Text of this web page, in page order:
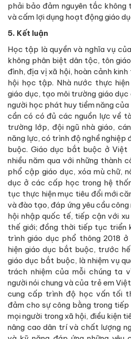
phải bảo đảm nguyên tắc không
và cấm lợi dụng hoạt động giáo
5. Kết luận
Học tập là quyền và nghĩa vụ
không phân biệt dân tộc, tôn
đình, địa vị xã hội, hoàn cảnh
hội học tập. Nhà nước thực
giáo dục, tạo môi trường giáo
người học phát huy tiềm năng của
cần có có đủ các nguồn lực về
trường lớp, đội ngũ nhà giáo,
năng lực, có trình độ nghề nghiệp
buộc. Giáo dục bắt buộc ở Việt
nhiều năm qua với những thành
phổ cập giáo dục, xóa mù chữ,
dục ở các cấp học trong hệ
tục thực hiện mục tiêu đổi mới
và đào tạo, đáp ứng yêu cầu công
hội nhập quốc tế, tiếp cận với
thế giới; đồng thời tiếp tục triển
trình giáo dục phổ thông 2018
hiện giáo dục bắt buộc, trước
giáo dục bắt buộc, là nhiệm vụ
trách nhiệm của mỗi chúng ta
người nói chung và của trẻ em
cung cấp trình độ học vấn tối
đảm cho sự công bằng trong
mọi người trong xã hội, điều kiện
nâng cao dân trí và chất lượng